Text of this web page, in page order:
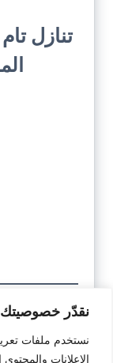
نقدّر خصوصيتك
نستخدم ملفات
الإعلانات
تنازل